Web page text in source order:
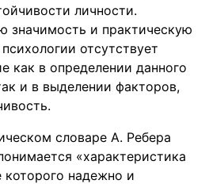
личности.
значимость и практическую
отсутствует
как в определении данного
и в выделении факторов,
словаре А. Ребера
«характеристика
которого надежно и